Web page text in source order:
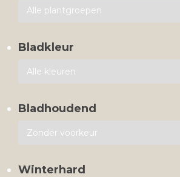
Bladkleur
Bladhoudend
Winterhard